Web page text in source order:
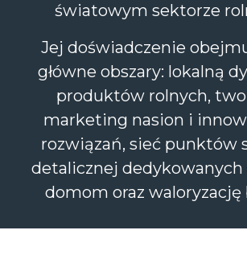
światowym sektorze
Jej doświadczenie
główne obszary: lokalną
produktów rolnych,
marketing nasion i
rozwiązań, sieć punktów
detalicznej
domom oraz waloryzację